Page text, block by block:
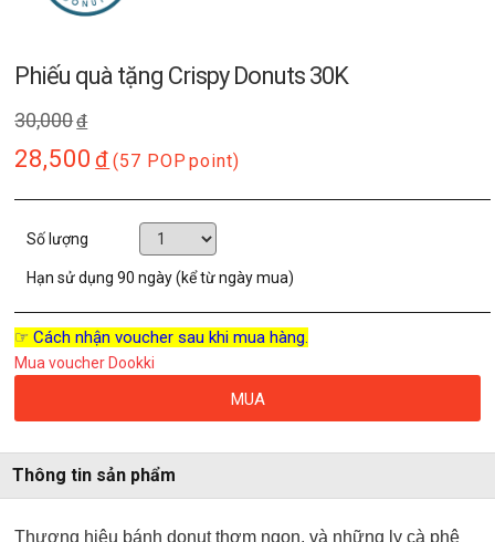
Phiếu quà tặng Crispy Donuts 30K
30,000đ
28,500 đ (57 POP point)
Số lượng
Hạn sử dụng90 ngày (kể từ ngày mua)
☞ Cách nhận voucher sau khi mua hàng.
Mua voucher Dookki
MUA
Thông tin sản phẩm
Thương hiệu bánh donut thơm ngon, và những ly cà phê